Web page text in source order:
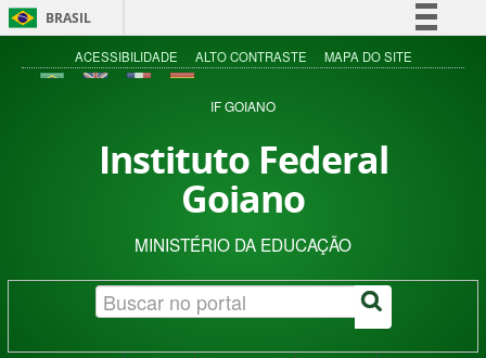
BRASIL
Simplifique!
Acesso à informação
ACESSIBILIDADE ALTO CONTRASTE MAPA DO SITE
IF GOIANO
Instituto Federal
Goiano
MINISTÉRIO DA EDUCAÇÃO